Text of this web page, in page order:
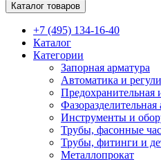
Каталог товаров
+7 (495) 134-16-40
Каталог
Категории
Запорная арматура
Автоматика и
Предохранительная
Фазоразделительная
Инструменты и
Трубы, фасонные
Трубы, фитинги и
Металлопрокат